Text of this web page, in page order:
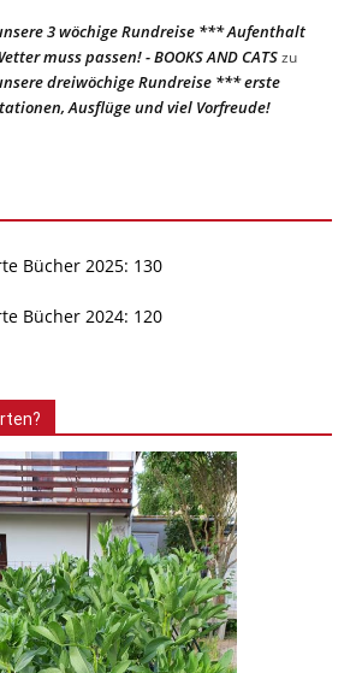
3 wöchige Rundreise *** Aufenthalt
muss passen! - BOOKS AND CATSzu
dreiwöchige Rundreise *** erste
Ausflüge und viel Vorfreude!
Bücher 2025: 130
Bücher 2024: 120